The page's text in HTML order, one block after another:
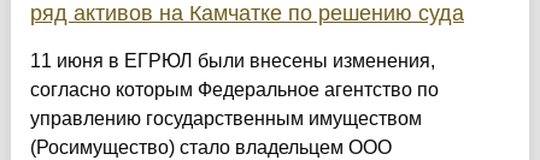
ряд активов на Камчатке по решению суда
11 июня в ЕГРЮЛ были внесены изменения,
согласно которым Федеральное агентство по
управлению государственным имуществом
(Росимущество) стало владельцем ООО